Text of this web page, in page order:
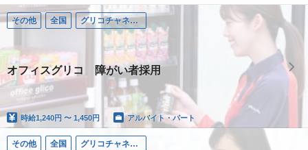
その他 全国 グリコチャネルクリエイト株式会社
オフィスグリコ 障がい者採用
時給1,240円 〜 1,450円 アルバイト・パート
その他 全国 グリコチャネルクリエイト株式会社